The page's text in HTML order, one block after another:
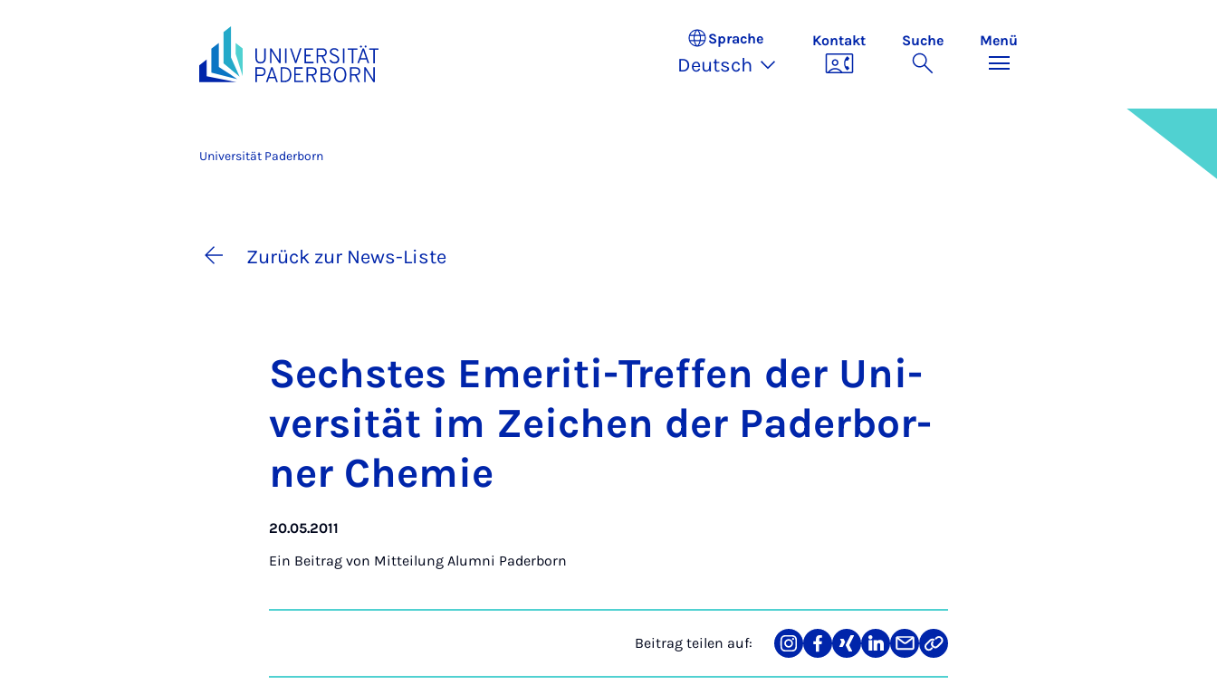
Sprache
Deutsch
Kontakt Suche Menü
Universität Paderborn
Zurück zur News-Liste
Sechs­tes Eme­ri­ti-Tref­fen der Uni­
ver­si­tät im Zei­chen der Pa­der­bor­
ner Che­mie
20.05.2011
Ein Beitrag von Mitteilung Alumni Paderborn
Beitrag teilen auf:
Teilen
auf
Teilen
auf
Teilen
auf
Teilen
auf
Teilen
über
Link
kopieren